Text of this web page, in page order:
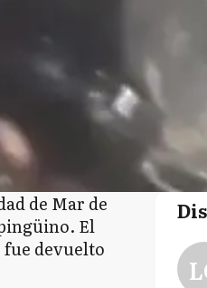
de Mar de
El
fue devuelto